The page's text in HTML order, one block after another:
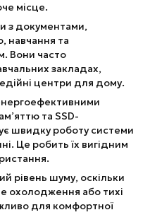
місце.
з документами,
навчання та
Вони часто
закладах,
центри для дому.
та SSD-
швидку роботу системи
Це робить їх вигідним
рівень шуму, оскільки
охолодження або тихі
для комфортної